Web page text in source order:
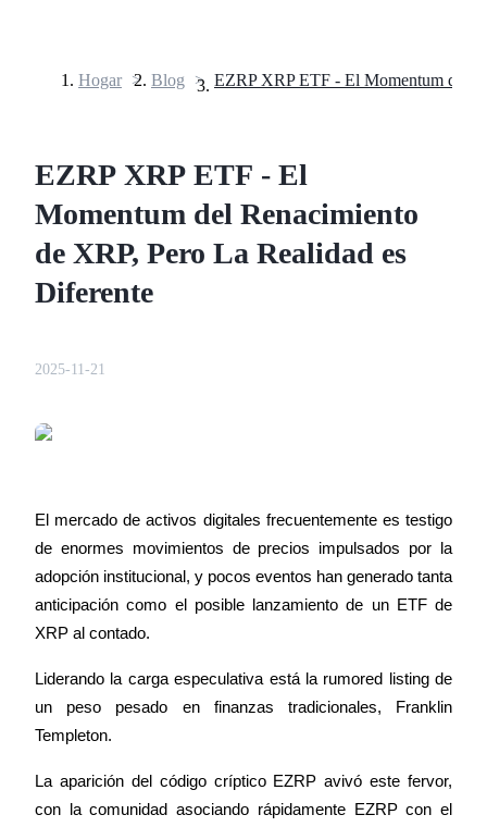
Futuros que utilizan USDT como garantía
Futuros COIN-M
Futuros de criptomonedas
TradFi
Derivados de acciones, divisas, metales preciosos y materias
Hogar > Blog >
EZRP XRP ETF - El
Momentum del Renacimiento
de XRP, Pero La Realidad es
Diferente
2025-11-21
El mercado de activos digitales frecuentemente es testigo
de enormes movimientos de precios impulsados por la
adopción institucional, y pocos eventos han generado tanta
anticipación como el posible lanzamiento de un ETF de
XRP al contado.
Liderando la carga especulativa está la rumored listing de
un peso pesado en finanzas tradicionales, Franklin
Templeton.
La aparición del código críptico EZRP avivó este fervor,
con la comunidad asociando rápidamente EZRP con el